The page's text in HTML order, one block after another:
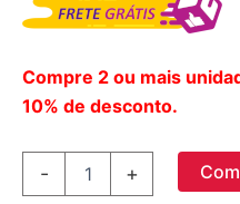
Compre 2 ou mais
10% de desconto.
- +